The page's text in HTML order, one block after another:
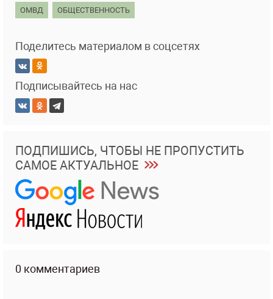
ОМВД ОБЩЕСТВЕННОСТЬ
Поделитесь материалом в соцсетях
Подписывайтесь на нас
ПОДПИШИСЬ, ЧТОБЫ НЕ ПРОПУСТИТЬ
САМОЕ АКТУАЛЬНОЕ
0 комментариев